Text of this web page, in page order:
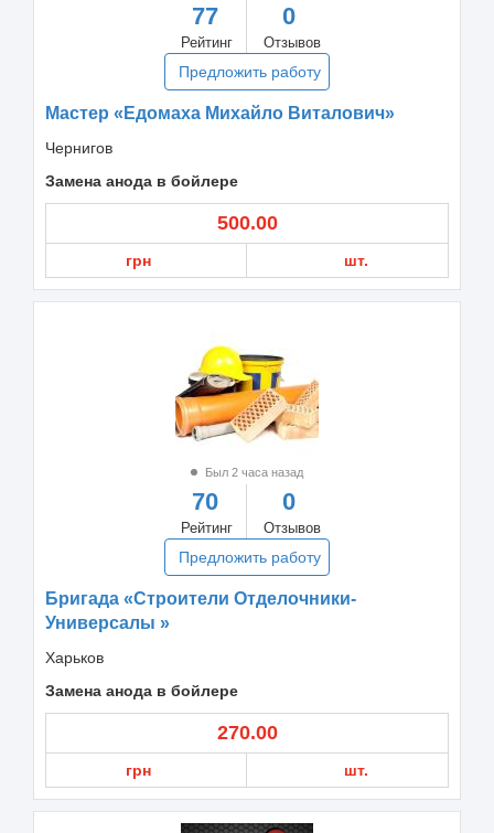
77
Рейтинг
0
Отзывов
Предложить работу
Мастер «Едомаха Михайло Виталович»
Чернигов
Замена анода в бойлере
500.00
грн шт.
Был 2 часа назад
70
Рейтинг
0
Отзывов
Предложить работу
Бригада «Строители Отделочники-
Универсалы »
Харьков
Замена анода в бойлере
270.00
грн шт.